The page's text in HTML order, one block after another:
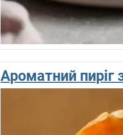
Ароматний пиріг